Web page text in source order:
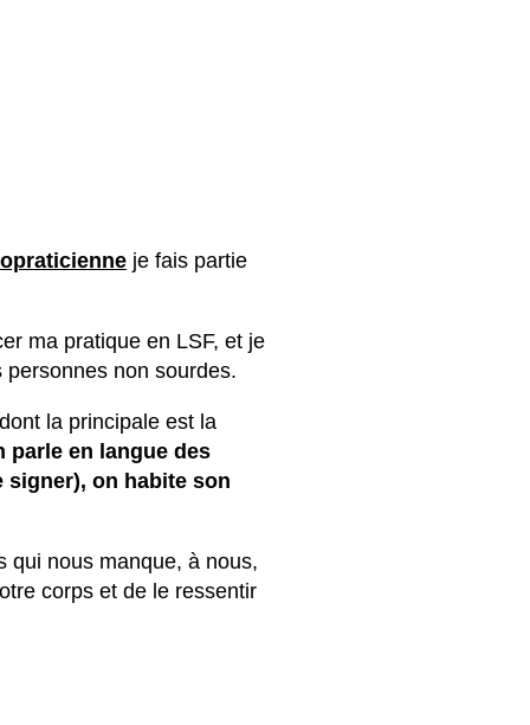
je fais partie
ma pratique en LSF, et je
personnes non sourdes.
la principale est la
parle en langue des
signer), on habite son
qui nous manque, à nous,
corps et de le ressentir